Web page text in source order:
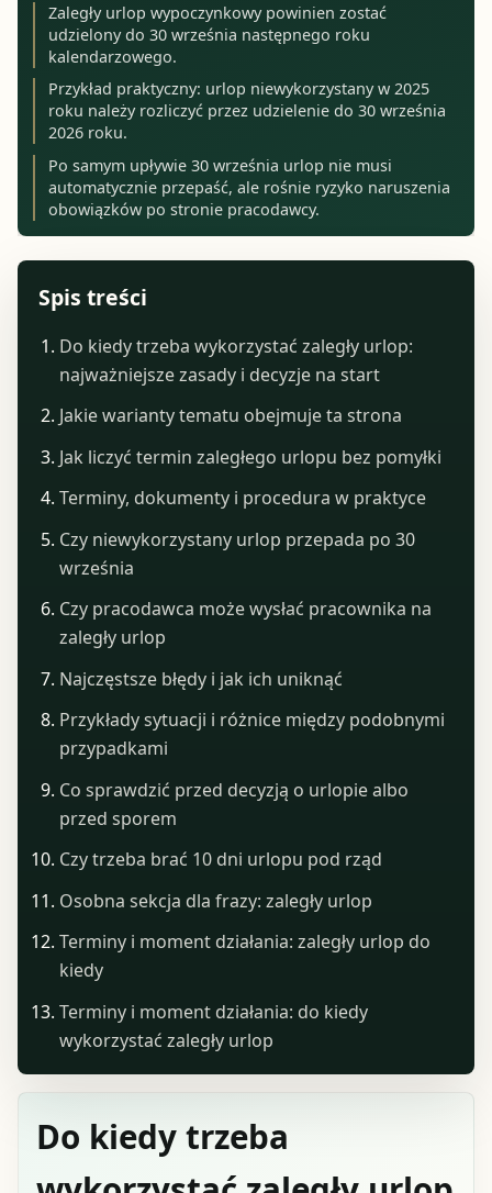
Zaległy urlop wypoczynkowy powinien zostać
udzielony do 30 września następnego roku
kalendarzowego.
Przykład praktyczny: urlop niewykorzystany w 2025
roku należy rozliczyć przez udzielenie do 30 września
2026 roku.
Po samym upływie 30 września urlop nie musi
automatycznie przepaść, ale rośnie ryzyko naruszenia
obowiązków po stronie pracodawcy.
Do kiedy trzeba
Spis treści
Do kiedy trzeba wykorzystać zaległy urlop:
najważniejsze zasady i decyzje na start
Jakie warianty tematu obejmuje ta strona
Jak liczyć termin zaległego urlopu bez pomyłki
Terminy, dokumenty i procedura w praktyce
Czy niewykorzystany urlop przepada po 30
września
Czy pracodawca może wysłać pracownika na
zaległy urlop
Najczęstsze błędy i jak ich uniknąć
Przykłady sytuacji i różnice między podobnymi
przypadkami
Co sprawdzić przed decyzją o urlopie albo
przed sporem
Czy trzeba brać 10 dni urlopu pod rząd
Osobna sekcja dla frazy: zaległy urlop
Terminy i moment działania: zaległy urlop do
kiedy
Terminy i moment działania: do kiedy
wykorzystać zaległy urlop